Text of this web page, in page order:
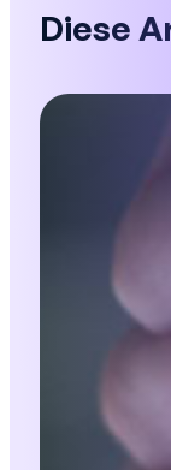
Diese